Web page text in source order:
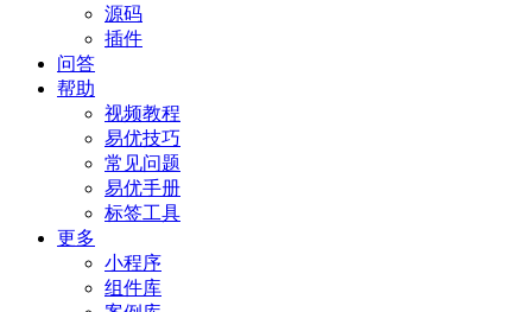
源码
插件
问答
帮助
视频教程
易优技巧
常见问题
易优手册
标签工具
更多
小程序
组件库